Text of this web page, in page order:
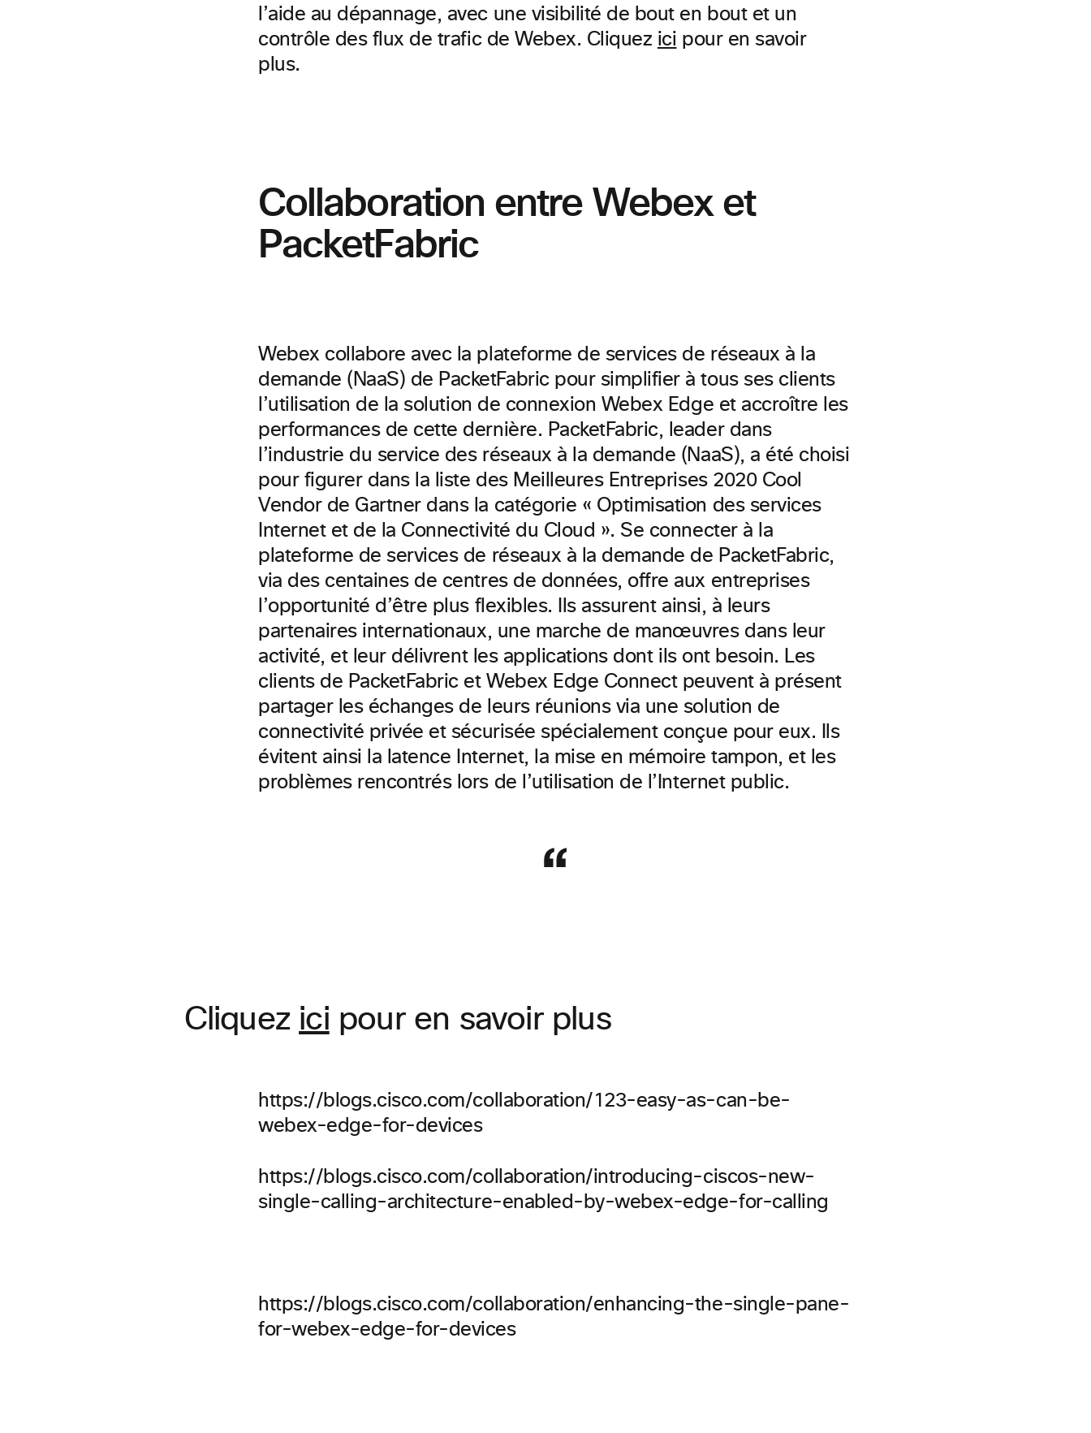
l’aide au dépannage, avec une visibilité de bout en bout et un
contrôle des flux de trafic de Webex. Cliquez ici pour en savoir
plus.
Collaboration entre Webex et
PacketFabric
Webex collabore avec la plateforme de services de réseaux à la
demande (NaaS) de PacketFabric pour simplifier à tous ses clients
l’utilisation de la solution de connexion Webex Edge et accroître les
performances de cette dernière. PacketFabric, leader dans
l’industrie du service des réseaux à la demande (NaaS), a été choisi
pour figurer dans la liste des Meilleures Entreprises 2020 Cool
Vendor de Gartner dans la catégorie « Optimisation des services
Internet et de la Connectivité du Cloud ». Se connecter à la
plateforme de services de réseaux à la demande de PacketFabric,
via des centaines de centres de données, offre aux entreprises
l’opportunité d’être plus flexibles. Ils assurent ainsi, à leurs
partenaires internationaux, une marche de manœuvres dans leur
activité, et leur délivrent les applications dont ils ont besoin. Les
clients de PacketFabric et Webex Edge Connect peuvent à présent
partager les échanges de leurs réunions via une solution de
connectivité privée et sécurisée spécialement conçue pour eux. Ils
évitent ainsi la latence Internet, la mise en mémoire tampon, et les
problèmes rencontrés lors de l’utilisation de l’Internet public.
Cliquez ici pour en savoir plus
https://blogs.cisco.com/collaboration/123-easy-as-can-be-
webex-edge-for-devices
https://blogs.cisco.com/collaboration/introducing-ciscos-new-
single-calling-architecture-enabled-by-webex-edge-for-calling
https://blogs.cisco.com/collaboration/enhancing-the-single-pane-
for-webex-edge-for-devices